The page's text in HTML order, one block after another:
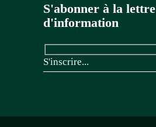
S'abonner à la lettre
d'information